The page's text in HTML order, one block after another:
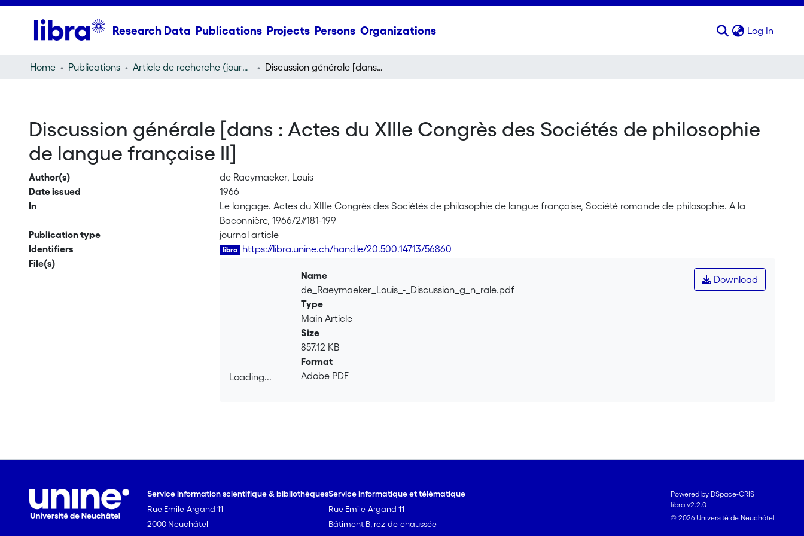
Research Data Publications Projects Persons Organizations Log In
Home Publications Article de recherche (journal article) Discussion générale [dans : Actes du XIIIe Congrès des Sociétés de philosophie de langue française II]
Discussion générale [dans : Actes du XIIIe Congrès des Sociétés de philosophie
de langue française II]
Author(s)
de Raeymaeker, Louis
Date issued
1966
In
Le langage. Actes du XIIIe Congrès des Sociétés de philosophie de langue française, Société romande de philosophie. A la
Baconnière, 1966/2//181-199
Publication type
journal article
Identifiers
https://libra.unine.ch/handle/20.500.14713/56860
File(s)
Loading...
Download
Name
de_Raeymaeker_Louis_-_Discussion_g_n_rale.pdf
Type
Main Article
Size
857.12 KB
Format
Adobe PDF
Service information scientifique & bibliothèques
Rue Emile-Argand 11
2000 Neuchâtel
Service informatique et télématique
Rue Emile-Argand 11
Bâtiment B, rez-de-chaussée
Powered by DSpace-CRIS
libra v2.2.0
© 2026 Université de Neuchâtel